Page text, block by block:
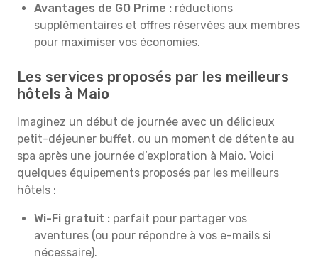
Avantages de GO Prime : réductions
supplémentaires et offres réservées aux membres
pour maximiser vos économies.
Les services proposés par les meilleurs
hôtels à Maio
Imaginez un début de journée avec un délicieux
petit-déjeuner buffet, ou un moment de détente au
spa après une journée d’exploration à Maio. Voici
quelques équipements proposés par les meilleurs
hôtels :
Wi-Fi gratuit : parfait pour partager vos
aventures (ou pour répondre à vos e-mails si
nécessaire).